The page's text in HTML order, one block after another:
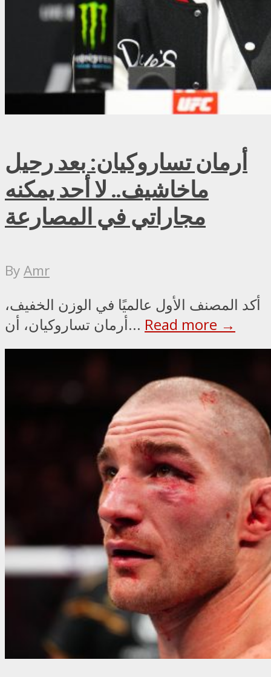
أرمان تساروكيان: بعد رحيل
ماخاشيف.. لا أحد يمكنه
مجاراتي في المصارعة
ByAmr
أكد المصنف الأول عالميًا في الوزن الخفيف،
أرمان تساروكيان، أن... Read more →